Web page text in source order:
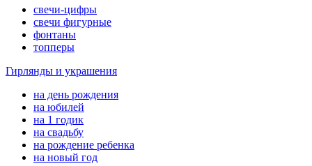
свечи-цифры
свечи фигурные
фонтаны
топперы
Гирлянды и украшения
на день рождения
на юбилей
на 1 годик
на свадьбу
на рождение ребенка
на новый год